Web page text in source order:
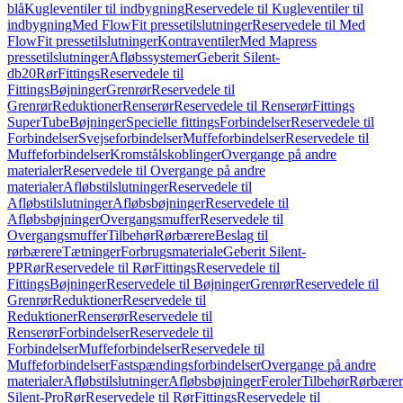
blåKugleventiler til indbygningReservedele til Kugleventiler til
indbygningMed FlowFit pressetilslutningerReservedele til Med
FlowFit pressetilslutningerKontraventilerMed Mapress
pressetilslutningerAfløbssystemerGeberit Silent-
db20RørFittingsReservedele til
FittingsBøjningerGrenrørReservedele til
GrenrørReduktionerRenserørReservedele til RenserørFittings
SuperTubeBøjningerSpecielle fittingsForbindelserReservedele til
ForbindelserSvejseforbindelserMuffeforbindelserReservedele til
MuffeforbindelserKromstålskoblingerOvergange på andre
materialerReservedele til Overgange på andre
materialerAfløbstilslutningerReservedele til
AfløbstilslutningerAfløbsbøjningerReservedele til
AfløbsbøjningerOvergangsmufferReservedele til
OvergangsmufferTilbehørRørbærereBeslag til
rørbærereTætningerForbrugsmaterialeGeberit Silent-
PPRørReservedele til RørFittingsReservedele til
FittingsBøjningerReservedele til BøjningerGrenrørReservedele til
GrenrørReduktionerReservedele til
ReduktionerRenserørReservedele til
RenserørForbindelserReservedele til
ForbindelserMuffeforbindelserReservedele til
MuffeforbindelserFastspændingsforbindelserOvergange på andre
materialerAfløbstilslutningerAfløbsbøjningerFerolerTilbehør
Silent-ProRørReservedele til RørFittingsReservedele til